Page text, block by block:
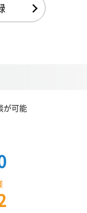
が可能